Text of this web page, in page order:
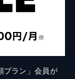
プラン」会員が